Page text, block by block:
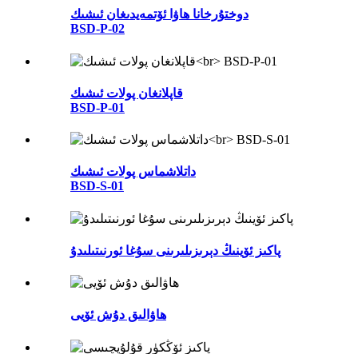
دوختۇرخانا ھاۋا ئۆتمەيدىغان ئىشىك
BSD-P-02
قاپلانغان پولات ئىشىك
BSD-P-01
داتلاشماس پولات ئىشىك
BSD-S-01
پاكىز ئۆينىڭ دېرىزىلىرىنى سۇغا ئورنىتىلىدۇ
ھاۋالىق دۇش ئۆيى